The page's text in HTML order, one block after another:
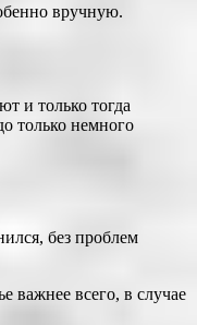
вручную.
и только тогда
только немного
без проблем
важнее всего, в случае